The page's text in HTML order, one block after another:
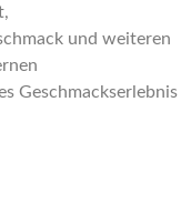
und weiteren
Geschmackserlebnis